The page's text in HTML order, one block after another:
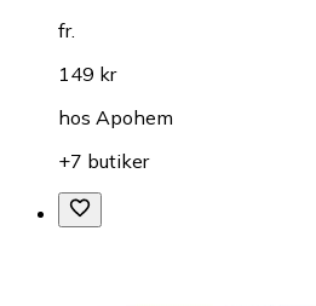
fr.
149 kr
hos Apohem
+7 butiker